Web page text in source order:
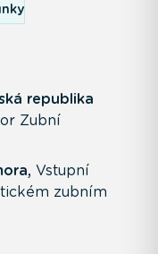
republika
Zubní
Vstupní
zubním